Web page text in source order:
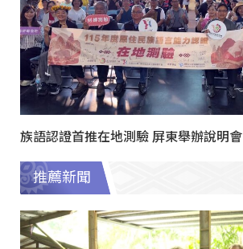
族語認證首推在地測驗 屏東舉辦說明會
推薦新聞